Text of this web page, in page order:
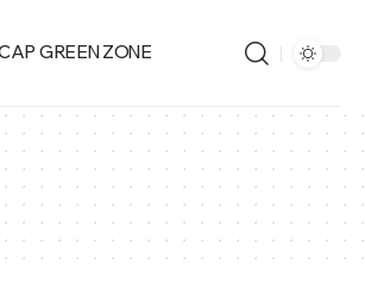
GREEN ZONE